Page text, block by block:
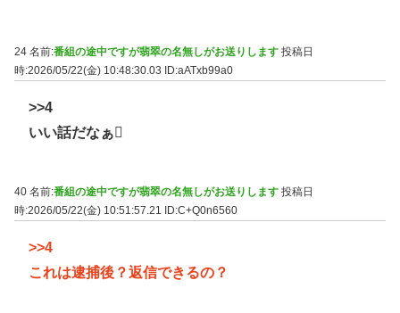
24 名前:番組の途中ですが翡翠の名無しがお送りします 投稿日
時:2026/05/22(金) 10:48:30.03
ID:aATxb99a0
>>4
いい話だなぁ🫪
40 名前:番組の途中ですが翡翠の名無しがお送りします 投稿日
時:2026/05/22(金) 10:51:57.21 ID:C+Q0n6560
>>4
これは逮捕後？返信できるの？